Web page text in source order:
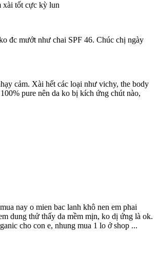
xài tốt cực kỳ lun
đc mướt như chai SPF 46. Chúc chị ngày
cảm. Xài hết các loại như vichy, the body
pure nên da ko bị kích ứng chút nào,
nay o mien bac lanh khô nen em phai
dung thử thấy da mềm mịn, ko dị ứng là ok.
cho con e, nhung mua 1 lo ở shop ...